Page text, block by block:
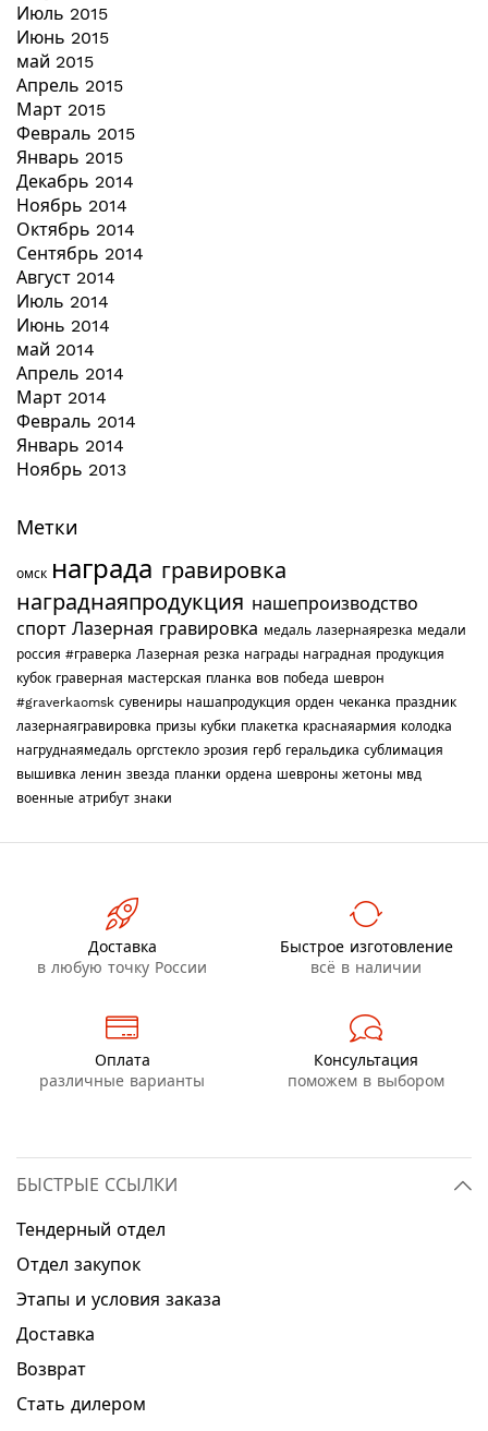
Июль 2015
Июнь 2015
май 2015
Апрель 2015
Март 2015
Февраль 2015
Январь 2015
Декабрь 2014
Ноябрь 2014
Октябрь 2014
Сентябрь 2014
Август 2014
Июль 2014
Июнь 2014
май 2014
Апрель 2014
Март 2014
Февраль 2014
Январь 2014
Ноябрь 2013
Метки
омск награда гравировка
награднаяпродукция нашепроизводство
спорт Лазерная гравировка медаль лазернаярезка медали
россия #граверка Лазерная резка награды наградная продукция
кубок граверная мастерская планка вов победа шеврон
#graverkaomsk сувениры нашапродукция орден чеканка праздник
лазернаягравировка призы кубки плакетка краснаяармия колодка
нагруднаямедаль оргстекло эрозия герб геральдика сублимация
вышивка ленин звезда планки ордена шевроны жетоны мвд
военные атрибут знаки
Доставка
в любую точку России
Быстрое изготовление
всё в наличии
Оплата
различные варианты
Консультация
поможем в выбором
БЫСТРЫЕ ССЫЛКИ
Тендерный отдел
Отдел закупок
Этапы и условия заказа
Доставка
Возврат
Стать дилером